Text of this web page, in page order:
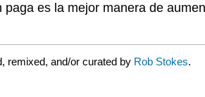
es la mejor manera de
remixed, and/or curated by Rob Stokes.